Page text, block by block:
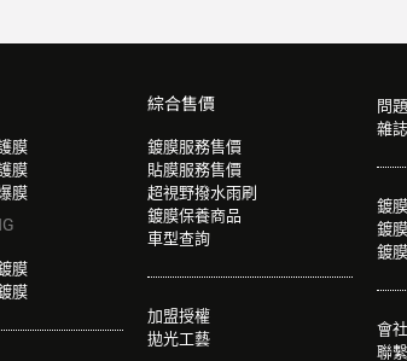
膜
膜
膜
膜
膜
綜合售價
鍍膜服務售價
貼膜服務售價
超視野撥水雨刷
鍍膜保養商品
車型查詢
加盟授權
拋光工藝
問
雜
鍍
鍍
鍍
會
聯